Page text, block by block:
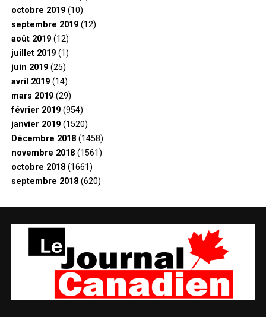
octobre 2019(10)
septembre 2019(12)
août 2019(12)
juillet 2019(1)
juin 2019(25)
avril 2019(14)
mars 2019(29)
février 2019(954)
janvier 2019(1520)
Décembre 2018(1458)
novembre 2018(1561)
octobre 2018(1661)
septembre 2018(620)